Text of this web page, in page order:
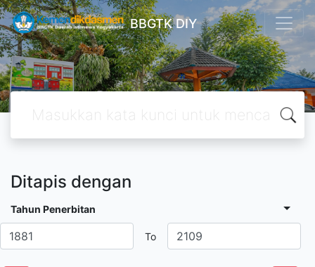
BBGTK DIY
Ditapis dengan
Tahun Penerbitan
To